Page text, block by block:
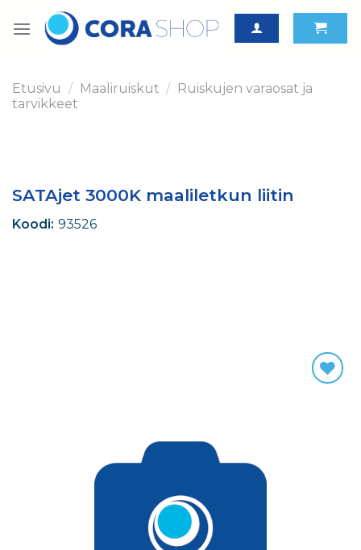
Etusivu / Maaliruiskut / Ruiskujen varaosat ja
tarvikkeet
SATAjet 3000K maaliletkun liitin
Koodi: 93526